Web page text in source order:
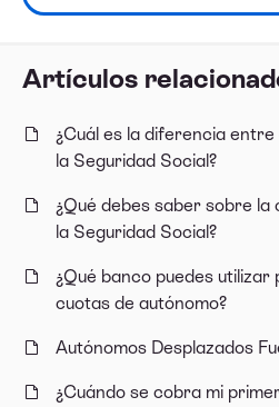
Artículos
¿Cuál es la diferencia
la Seguridad Social?
¿Qué debes saber sobre la
la Seguridad Social?
¿Qué banco puedes utilizar
cuotas de autónomo?
Autónomos Desplazados
¿Cuándo se cobra mi